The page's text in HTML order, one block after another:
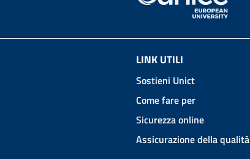
LINK UTILI
Sostieni Unict
Come fare per
Sicurezza online
Assicurazione della qualità